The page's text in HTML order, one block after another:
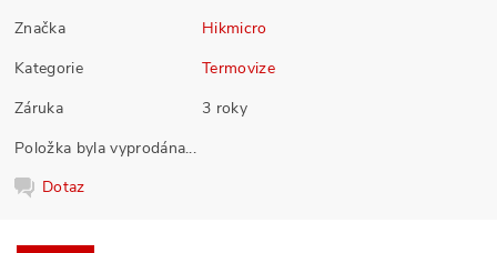
Značka
Hikmicro
Kategorie
Termovize
Záruka
3 roky
Položka byla vyprodána...
Dotaz